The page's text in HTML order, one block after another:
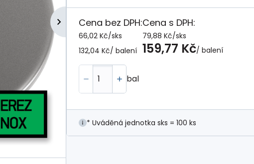
Cena bez DPH:
66,02 Kč/sks
132,04 Kč/ balení
Cena s DPH:
79,88 Kč/sks
159,77 Kč/ balení
bal
* Uváděná jednotka sks = 100 ks